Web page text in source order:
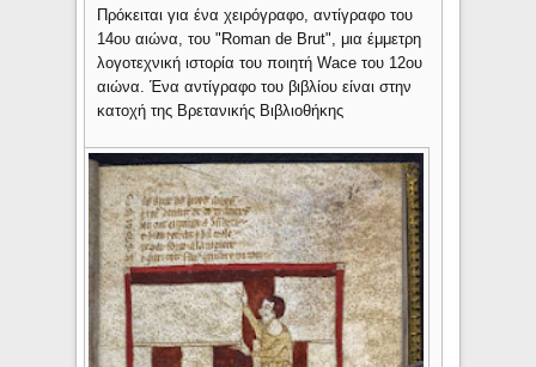
Πρόκειται για ένα χειρόγραφο, αντίγραφο του
14ου αιώνα, του "Roman de Brut", μια έμμετρη
λογοτεχνική ιστορία του ποιητή Wace του 12ου
αιώνα. Ένα αντίγραφο του βιβλίου είναι στην
κατοχή της Βρετανικής Βιβλιοθήκης